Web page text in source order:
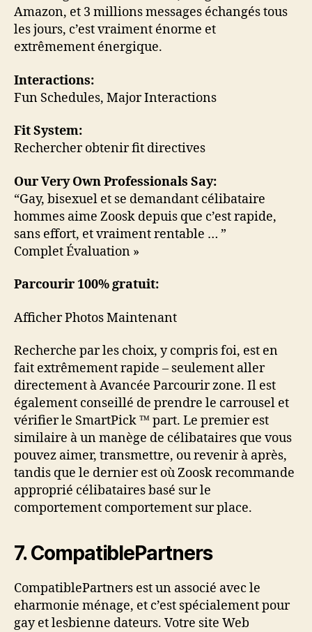
Amazon, et 3 millions messages échangés tous
les jours, c’est vraiment énorme et
extrêmement énergique.
Interactions:
Fun Schedules, Major Interactions
Fit System:
Rechercher obtenir fit directives
Our Very Own Professionals Say:
“Gay, bisexuel et se demandant célibataire
hommes aime Zoosk depuis que c’est rapide,
sans effort, et vraiment rentable … ”
Complet Évaluation »
Parcourir 100% gratuit:
Afficher Photos Maintenant
Recherche par les choix, y compris foi, est en
fait extrêmement rapide – seulement aller
directement à Avancée Parcourir zone. Il est
également conseillé de prendre le carrousel et
vérifier le SmartPick ™ part. Le premier est
similaire à un manège de célibataires que vous
pouvez aimer, transmettre, ou revenir à après,
tandis que le dernier est où Zoosk recommande
approprié célibataires basé sur le
comportement comportement sur place.
7. CompatiblePartners
CompatiblePartners est un associé avec le
eharmonie ménage, et c’est spécialement pour
gay et lesbienne dateurs. Votre site Web